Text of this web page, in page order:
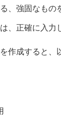
、強固なもの
、正確に入力
作成すると、